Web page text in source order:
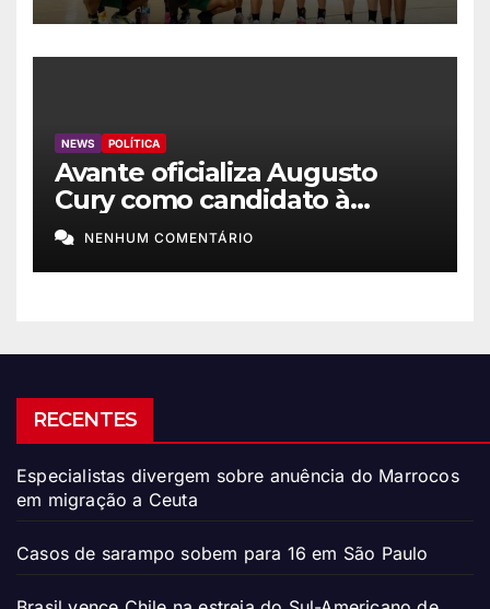
NEWS POLÍTICA
Avante oficializa Augusto
Cury como candidato à
Presidência
NENHUM COMENTÁRIO
RECENTES
Especialistas divergem sobre anuência do Marrocos
em migração a Ceuta
Casos de sarampo sobem para 16 em São Paulo